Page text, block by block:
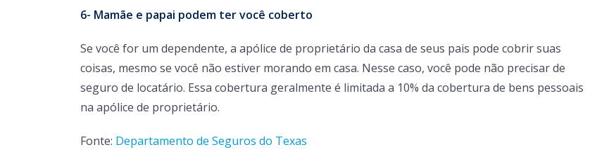
6- Mamãe e papai podem ter você coberto
Se você for um dependente, a apólice de proprietário da casa de seus pais pode cobrir suas
coisas, mesmo se você não estiver morando em casa. Nesse caso, você pode não precisar de
seguro de locatário. Essa cobertura geralmente é limitada a 10% da cobertura de bens pessoais
na apólice de proprietário.
Fonte: Departamento de Seguros do Texas